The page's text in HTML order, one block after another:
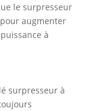
le surpresseur
augmenter
à
surpresseur à